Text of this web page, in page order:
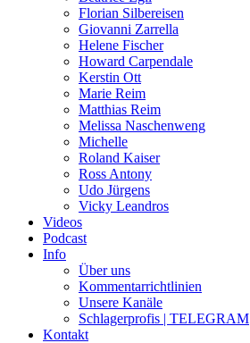
Florian Silbereisen
Giovanni Zarrella
Helene Fischer
Howard Carpendale
Kerstin Ott
Marie Reim
Matthias Reim
Melissa Naschenweng
Michelle
Roland Kaiser
Ross Antony
Udo Jürgens
Vicky Leandros
Videos
Podcast
Info
Über uns
Kommentarrichtlinien
Unsere Kanäle
Schlagerprofis | TELEGRAM
Kontakt